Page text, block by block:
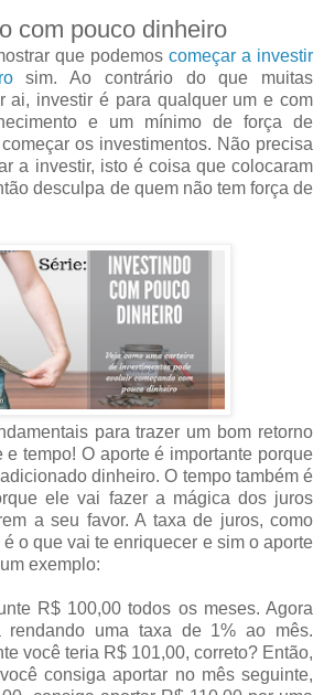
com pouco dinheiro
que podemos começar a investir
sim. Ao contrário do que muitas
ai, investir é para qualquer um e com
e um mínimo de força de
os investimentos. Não precisa
a investir, isto é coisa que colocaram
desculpa de quem não tem força de
para trazer um bom retorno
e tempo! O aporte é importante porque
dinheiro. O tempo também é
ele vai fazer a mágica dos juros
a seu favor. A taxa de juros, como
o que vai te enriquecer e sim o aporte
exemplo:
R$ 100,00 todos os meses. Agora
rendando uma taxa de 1% ao mês.
você teria R$ 101,00, correto? Então,
consiga aportar no mês seguinte,